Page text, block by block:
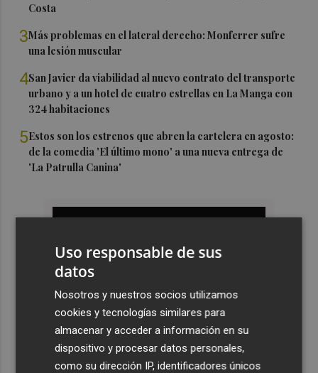
Costa
3Más problemas en el lateral derecho: Monferrer sufre
una lesión muscular
4San Javier da viabilidad al nuevo contrato del transporte
urbano y a un hotel de cuatro estrellas en La Manga con
324 habitaciones
5Estos son los estrenos que abren la cartelera en agosto:
de la comedia 'El último mono' a una nueva entrega de
'La Patrulla Canina'
Uso responsable de sus
datos
Nosotros y nuestros socios utilizamos
cookies y tecnologías similares para
almacenar y acceder a información en su
dispositivo y procesar datos personales,
como su dirección IP, identificadores únicos